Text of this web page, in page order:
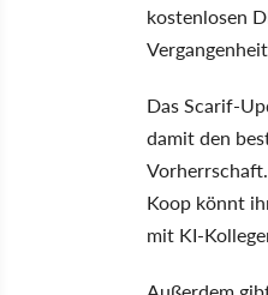
kostenlosen
Das Scarif-
damit den
Koop könnt
mit KI-